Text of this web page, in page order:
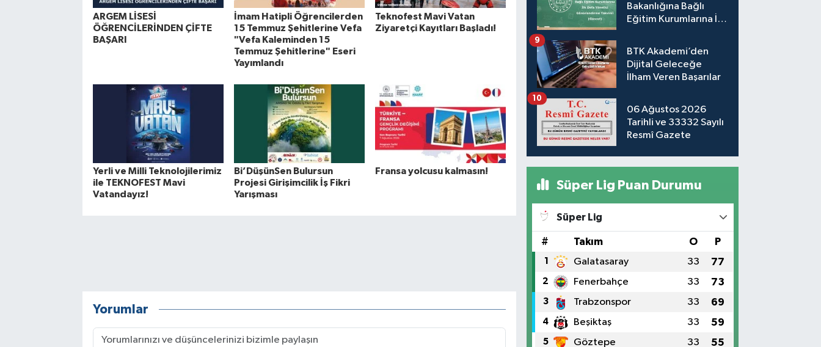
ARGEM LİSESİ
ÖĞRENCİLERİNDEN ÇİFTE
BAŞARI
İmam Hatipli Öğrencilerden
15 Temmuz Şehitlerine Vefa
"Vefa Kaleminden 15
Temmuz Şehitlerine" Eseri
Yayımlandı
Teknofest Mavi Vatan
Ziyaretçi Kayıtları Başladı!
Yerli ve Milli Teknolojilerimiz
ile TEKNOFEST Mavi
Vatandayız!
Bi’DüşünSen Bulursun
Projesi Girişimcilik İş Fikri
Yarışması
Fransa yolcusu kalmasın!
Yorumlar
Bakanlığına Bağlı
Eğitim Kurumlarına İlk
Takvimi (Güncel)
BTK Akademi’den
Dijital Geleceğe
İlham Veren Başarılar
9
06 Ağustos 2026
Tarihli ve 33332 Sayılı
Resmî Gazete
10
Süper Lig Puan Durumu
Süper Lig
# Takım O P
1 Galatasaray 33 77
2 Fenerbahçe 33 73
3 Trabzonspor 33 69
4 Beşiktaş 33 59
5 Göztepe 33 55